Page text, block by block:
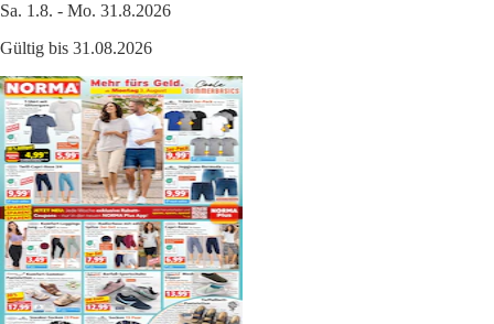
Sa. 1.8. - Mo. 31.8.2026
Gültig bis 31.08.2026